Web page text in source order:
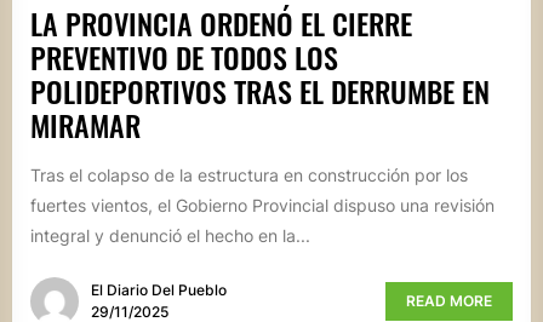
LA PROVINCIA ORDENÓ EL CIERRE
PREVENTIVO DE TODOS LOS
POLIDEPORTIVOS TRAS EL DERRUMBE EN
MIRAMAR
Tras el colapso de la estructura en construcción por los
fuertes vientos, el Gobierno Provincial dispuso una revisión
integral y denunció el hecho en la...
El Diario Del Pueblo
29/11/2025
READ MORE